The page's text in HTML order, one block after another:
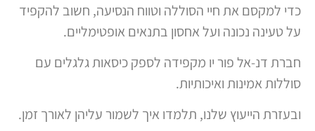
כדי למקסם את חיי הסוללה וטווח הנסיעה, חשוב להקפיד
על טעינה נכונה ועל אחסון בתנאים אופטימליים.
חברת דנ-אל פור יו מקפידה לספק כיסאות גלגלים עם
סוללות אמינות ואיכותיות.
ובעזרת הייעוץ שלנו, תלמדו איך לשמור עליהן לאורך זמן.